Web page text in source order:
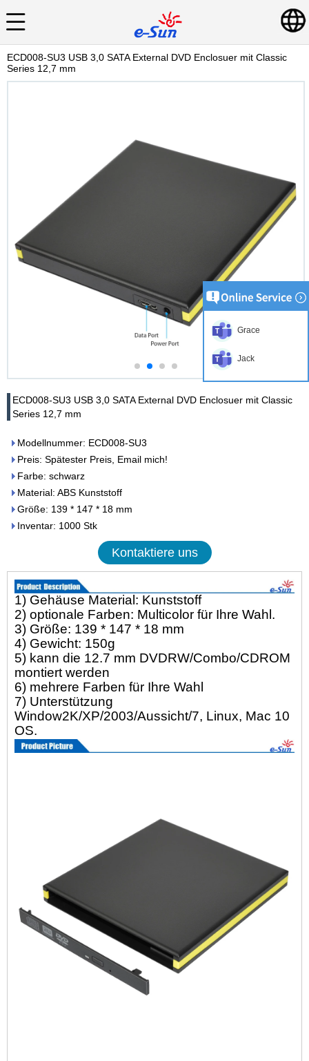
ECD008-SU3 USB 3,0 SATA External DVD Enclosuer mit Classic
Series 12,7 mm
ECD008-SU3 USB 3,0 SATA External DVD Enclosuer mit Classic
Series 12,7 mm
Modellnummer: ECD008-SU3
Preis: Spätester Preis, Email mich!
Farbe: schwarz
Material: ABS Kunststoff
Größe: 139 * 147 * 18 mm
Inventar: 1000 Stk
Kontaktiere uns
1) Gehäuse Material: Kunststoff
2) optionale Farben: Multicolor für Ihre Wahl.
3) Größe: 139 * 147 * 18 mm
4) Gewicht: 150g
5) kann die 12.7 mm DVDRW/Combo/CDROM
montiert werden
6) mehrere Farben für Ihre Wahl
7) Unterstützung
Window2K/XP/2003/Aussicht/7, Linux, Mac 10
OS.
Grace
Jack